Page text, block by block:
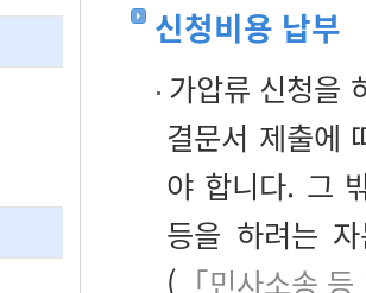
신청비용 납부
가압류 신청을
결문서 제출에
야 합니다. 그
등을 하려는
( 「민사소송